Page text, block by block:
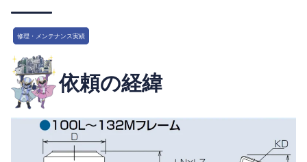
修理・メンテナンス実績
依頼の経緯